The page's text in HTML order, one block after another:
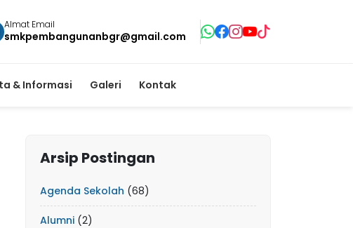
Almat Email
smkpembangunanbgr@gmail.com
& Informasi Galeri Kontak
Arsip Postingan
Agenda Sekolah (68)
Alumni (2)